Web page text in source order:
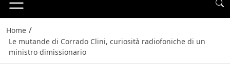
Home /
Le mutande di Corrado Clini, curiosità radiofoniche di un
ministro dimissionario